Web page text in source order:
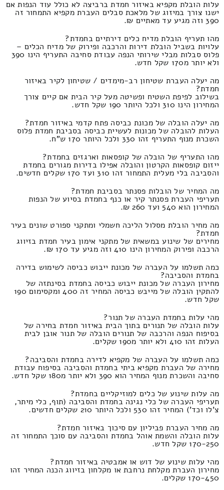
עלות הובלת מקפיא באיזור חמדת ברביצה לא כולל עוד הנפות אם
ישנו צורך במיזוג של מלאכת סבלים העברת מקפיא התמחור זה
390 וזה מגיע עד מאתיים ₪.
מהו תעריף הובלת מדיח כלים דירתיים בחמדת?
עלויות בשביל הובלת דירות והרכבה ופירוק של מדיח הכלים –
פלוס סבלות מבלי שירותי הנפה עבודת סחיבה התעריף הינו 390
ולא יותר מ170 שקל חדש.
מה יעלה העברת שטיחון רב-מימדים / שטיחון לקיר באיזור
חמדת?
בשילוב לפיפת השטיח ופשיטה מעל קיר הבית אם קיים צורך
המחירון הינו 310 ולכל היותר 190 שקל חדש.
מה יעלה הובלה של מכונת כביסה פתח קדמי באיזור חמדת?
העלות להובלה של מכונות לעשיית כביסה בסביבת חמדת פלוס
השכרת מנוף התעריף זהו 330 ולכל היותר 170 ש"ח.
מהו התעריף של הובלה של קופסאות וארגזים בחמדת?
ייזום קופסאות הקרטון והובלה אפילו בדירות מגורים בחמדת
והסביבה בלי מעלית התמחור זהו 310 ועד 170 שקלים חדשים.
מה המחיר של הובלות פסנתר בסביבת חמדת?
תעריפי העברת פסנתר קיר או כנף בחמדת בסיוע של הנפות
המחירון הוא 540 ועד 260 ₪.
מה מחיר הובלת מסלול הליכה חשמלי ומתקני ספורט שונים בעיר
חמדת?
מחירים של שינוע במשאית של מתקני אימון בעיר חמדת בזיווג
הרכבה ופירוק המחירון הינו 410 וזה מגיע עד 170 ₪.
כמה תשלמו על העברה של מכונת ייבוש כביסה לשימוש בדירה
בחמדת והסביבה?
מחירון העברה של מכונת ייבוש כביסה בחמדת בסינתזה של
להתקין הובלה של מייבש כביסה המחיר זה 400 ומקסימום 190
שקל חדש.
מהי עלות בחמדת העברה של תנור?
עלות הובלה של תנורים בתוך הבית באיזור חמדת בחירה של
בסיפוח הנפה והרכבה של תנורים הובלה של תנור אובן לבית
העלות זהו 410 ולא יותר מ190 שקלים.
כמה תשלמו על העברה של מקפיא לדירה בחמדת והסביבה?
מחירה של העברת מקפיא ביתי בחמדת והסביבה בסיפוח עבודת
סחיבה והשכרת מנוף המחיר הוא 390 ולא יותר מ180 שקל חדש.
מה עלות שינוע של כלים למוזיקליים בחמדת?
תעריפי העברה של כלי נגינה בחמדת והסביבה (תוף, כלי מיתר,
צ'לו וכד') המחיר זהו 530 ולכל היותר 210 שקלים חדשים.
מה מחיר העברת פביליון עם סיכוך באיזור חמדת?
עלות הובלה והשמת אוהל בחמדת והסביבה עם סוכך התמחור זה
170-250 שקל חדש.
מהי עלות שינוע של דוש או אמבטיה באיזור חמדת?
מחירון העברת מקלחת נרחבת או מקלחון בזיווג הכנה המחיר זהו
170-450 שקלים.